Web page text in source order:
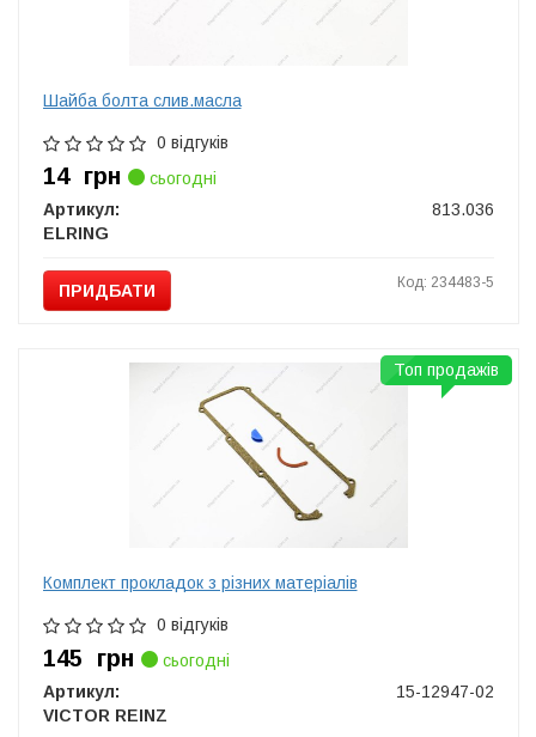
Шайба болта слив.масла
0 відгуків
14 грн
сьогодні
Артикул:
813.036
ELRING
ПРИДБАТИ Код: 234483-5
Комплект прокладок з різних матеріалів
0 відгуків
145 грн
сьогодні
Артикул:
15-12947-02
VICTOR REINZ
Топ продажів